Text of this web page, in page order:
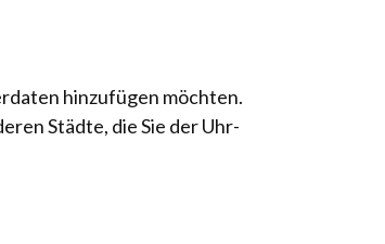
hinzufügen möchten.
Städte, die Sie der Uhr-